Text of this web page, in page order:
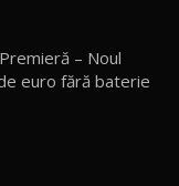
– Noul
euro fără baterie